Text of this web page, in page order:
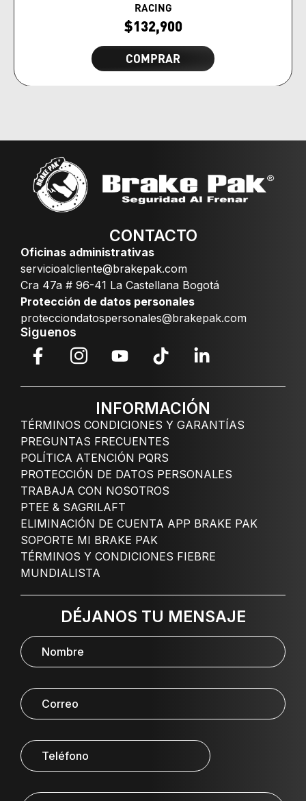
RACING
$132,900
COMPRAR
CONTACTO
Oficinas administrativas
servicioalcliente@brakepak.com
Cra 47a # 96-41 La Castellana Bogotá
Protección de datos personales
protecciondatospersonales@brakepak.com
Siguenos
INFORMACIÓN
TÉRMINOS CONDICIONES Y GARANTÍAS
PREGUNTAS FRECUENTES
POLÍTICA ATENCIÓN PQRS
PROTECCIÓN DE DATOS PERSONALES
TRABAJA CON NOSOTROS
PTEE & SAGRILAFT
ELIMINACIÓN DE CUENTA APP BRAKE PAK
SOPORTE MI BRAKE PAK
TÉRMINOS Y CONDICIONES FIEBRE
MUNDIALISTA
DÉJANOS TU MENSAJE